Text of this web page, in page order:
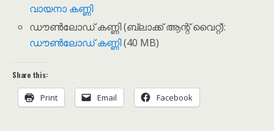
വായനാ കണ്ണി
ഡൗൺലോഡ് കണ്ണി (ബ്ലാക്ക് ആന്റ് വൈറ്റ്):
ഡൗൺലോഡ് കണ്ണി(40 MB)
Share this:
Print Email Facebook